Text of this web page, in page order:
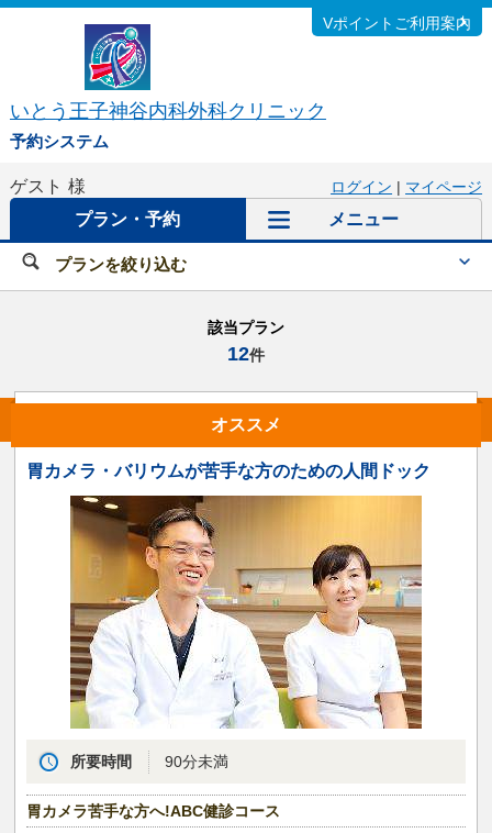
いとう王子神谷内科外科クリニック
予約システム
Vポイントご利用案内
ゲスト 様 ログイン | マイページ
プラン・予約 メニュー
プランを絞り込む
該当プラン
12件
オススメ
胃カメラ・バリウムが苦手な方のための人間ドック
所要時間 90分未満
胃カメラ苦手な方へ!ABC健診コース